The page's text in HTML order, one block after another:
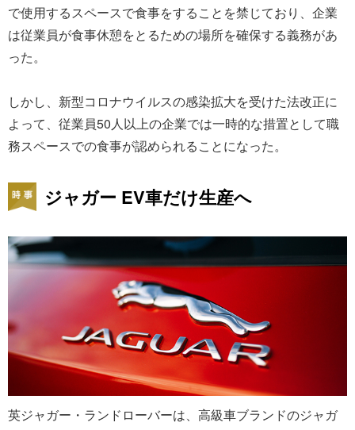
で使用するスペースで食事をすることを禁じており、企業
は従業員が食事休憩をとるための場所を確保する義務があ
った。
しかし、新型コロナウイルスの感染拡大を受けた法改正に
よって、従業員50人以上の企業では一時的な措置として職
務スペースでの食事が認められることになった。
ジャガー EV車だけ生産へ
英ジャガー・ランドローバーは、高級車ブランドのジャガ